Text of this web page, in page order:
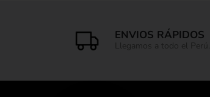
ENVIOS RÁPIDOS
Llegamos a todo el Perú.